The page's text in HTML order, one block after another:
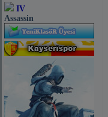
IV
Assassin